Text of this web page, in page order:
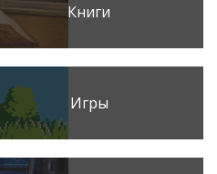
Книги
Игры